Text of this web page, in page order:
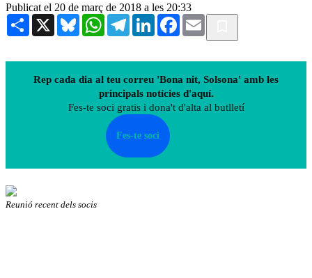
Publicat el 20 de març de 2018 a les 20:33
Share X BlueskyWhatsAppTelegramLinkedInFacebook
Email
Rep cada dia al teu correu 'Bona nit, Solsona' amb les
principals notícies d'aquí.
Fes-te soci gratis i dona't d'alta al butlletí
Fes-te soci
Reunió recent dels socis